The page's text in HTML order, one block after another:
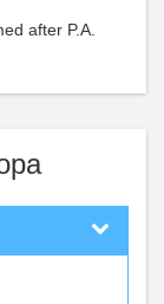
after P.A.